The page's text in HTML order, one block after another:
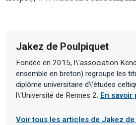
Jakez de Poulpiquet
Fondée en 2015, l\'association
ensemble en breton) regroupe les
diplôme universitaire d\'études
l\'Université de Rennes 2. En savoir
Voir tous les articles de Jakez